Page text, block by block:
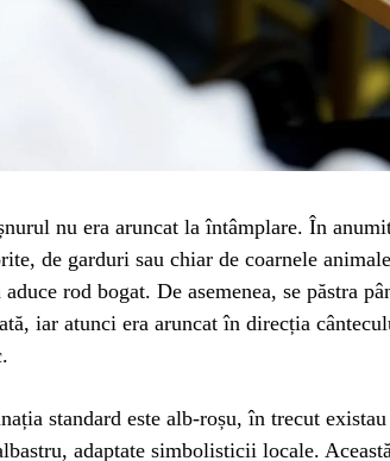
nu era aruncat la întâmplare. În
de garduri sau chiar de coarnele
rod bogat. De asemenea, se păstra
iar atunci era aruncat în direcția
standard este alb-roșu, în trecut
adaptate simbolisticii locale.